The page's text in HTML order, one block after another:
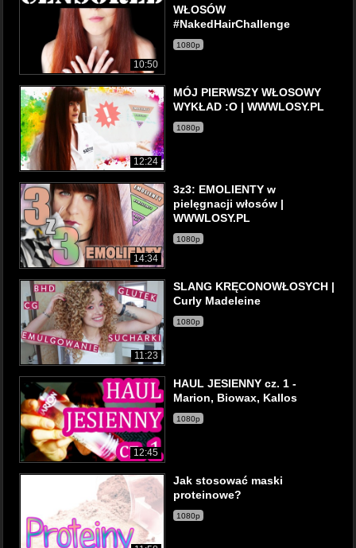
10:50
WŁOSÓW
#NakedHairChallenge
1080p
12:24
MÓJ PIERWSZY WŁOSOWY
WYKŁAD :O | WWWLOSY.PL
1080p
14:34
3z3: EMOLIENTY w
pielęgnacji włosów |
WWWLOSY.PL
1080p
11:23
SLANG KRĘCONOWŁOSYCH |
Curly Madeleine
1080p
12:45
HAUL JESIENNY cz. 1 -
Marion, Biowax, Kallos
1080p
Jak stosować maski
proteinowe?
1080p